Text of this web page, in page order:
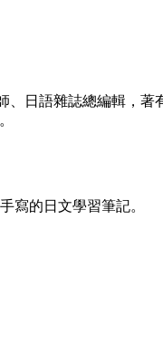
日語雜誌總編輯，著
寫的日文學習筆記。